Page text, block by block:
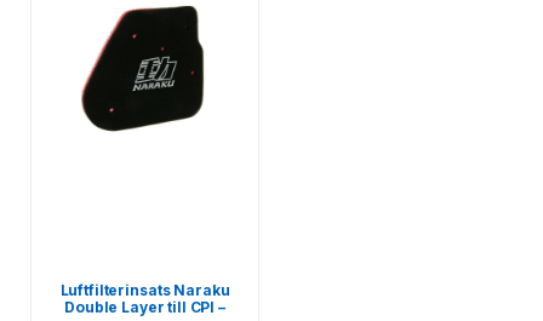
Luftfilterinsats Naraku
Double Layer till CPI –